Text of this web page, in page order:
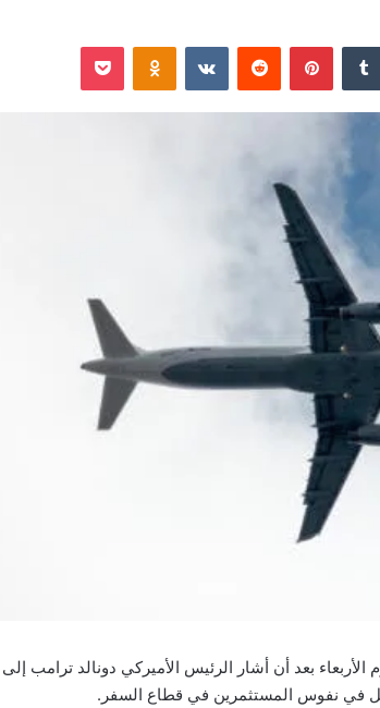
‏Tumblr بينتيريست ‏Reddit
‏VKontakte
Odnoklassniki
‫Pocket
بعد أن أشار الرئيس الأميركي دونالد ترامب
في نفوس المستثمرين في قطاع السفر.